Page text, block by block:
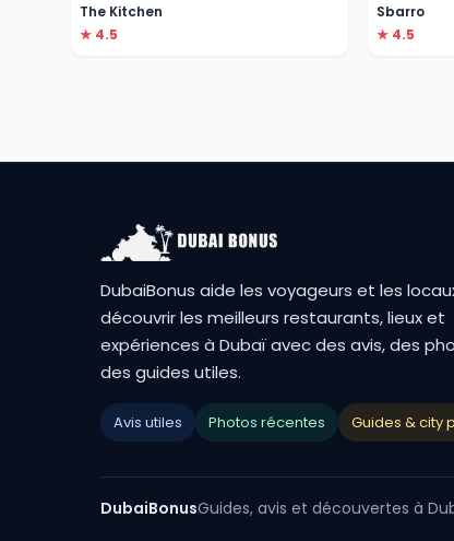
The Kitchen
★ 4.5
Sbarro
★ 4.5
DubaiBonus aide les voyageurs et les
découvrir les meilleurs restaurants, lieux et
expériences à Dubaï avec des avis, des
des guides utiles.
Avis utiles Photos récentes Guides & city
DubaiBonusGuides, avis et découvertes à